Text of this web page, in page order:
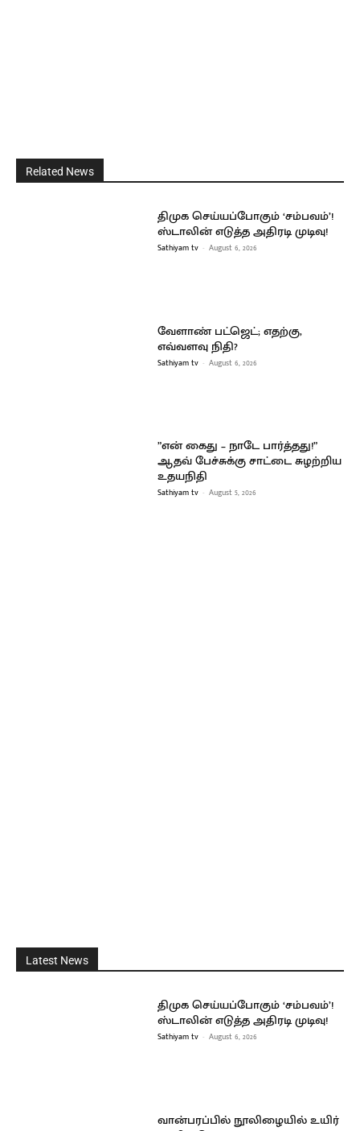
Related News
திமுக செய்யப்போகும் ‘சம்பவம்’!
ஸ்டாலின் எடுத்த அதிரடி முடிவு!
Sathiyam tv - August 6, 2026
வேளாண் பட்ஜெட்; எதற்கு,
எவ்வளவு நிதி?
Sathiyam tv - August 6, 2026
”என் கைது – நாடே பார்த்தது!”
ஆதவ் பேச்சுக்கு சாட்டை சுழற்றிய
உதயநிதி
Sathiyam tv - August 5, 2026
Latest News
திமுக செய்யப்போகும் ‘சம்பவம்’!
ஸ்டாலின் எடுத்த அதிரடி முடிவு!
Sathiyam tv - August 6, 2026
வான்பரப்பில் நூலிழையில் உயிர்